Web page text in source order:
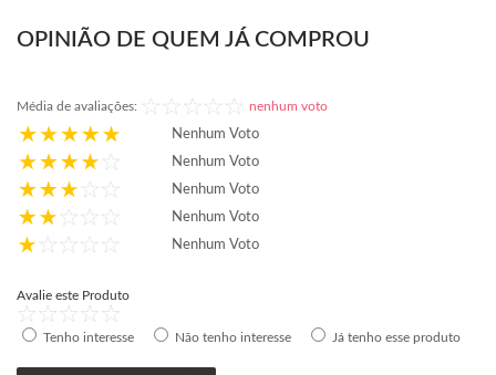
OPINIÃO DE QUEM JÁ COMPROU
Média de avaliações: nenhum voto
Nenhum Voto
Nenhum Voto
Nenhum Voto
Nenhum Voto
Nenhum Voto
Avalie este Produto
Tenho interesse Não tenho interesse Já tenho esse produto